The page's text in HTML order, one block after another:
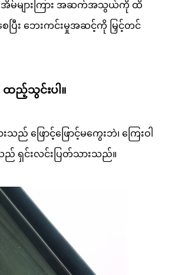
မ်များကြား အဆက်အသွယ်ကို ထိ
ပြီး ဘေးကင်းမှုအဆင့်ကို မြှင့်တင်
ည့်သွင်းပါ။
ည် ဖြောင့်ဖြောင့်မကွေးဘဲ၊ ကြေးဝါ
ည် ရှင်းလင်းပြတ်သားသည်။